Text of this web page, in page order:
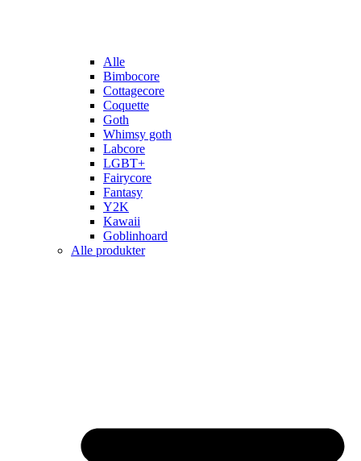
Alle
Bimbocore
Cottagecore
Coquette
Goth
Whimsy goth
Labcore
LGBT+
Fairycore
Fantasy
Y2K
Kawaii
Goblinhoard
Alle produkter